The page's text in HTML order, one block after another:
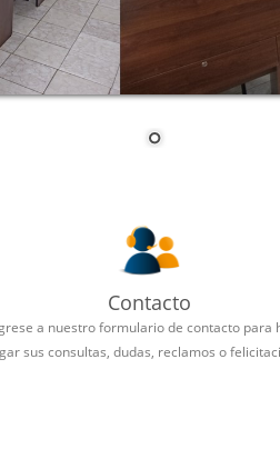
Contacto
a nuestro formulario de contacto para
sus consultas, dudas, reclamos o